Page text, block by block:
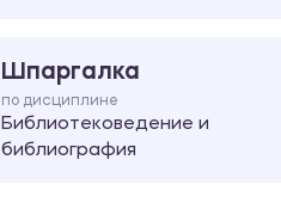
Шпаргалка
по дисциплине
Библиотековедение и
библиография